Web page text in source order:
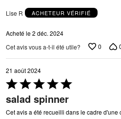
Lise R ACHETEUR VÉRIFIÉ
Acheté le 2 déc. 2024
Cet avis vous a-t-il été utile?
0
21 août 2024
Coté
5 sur
5
salad spinner
Cet avis a été recueilli dans le cadre